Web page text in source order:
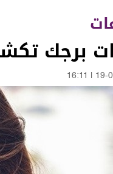
برجك
19-
16:11